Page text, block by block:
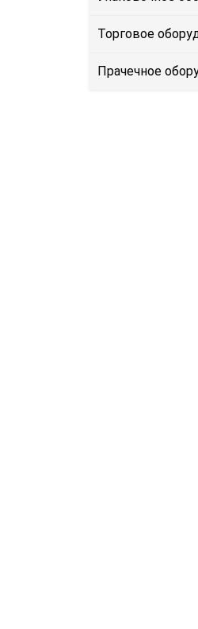
Торговое
Прачечное